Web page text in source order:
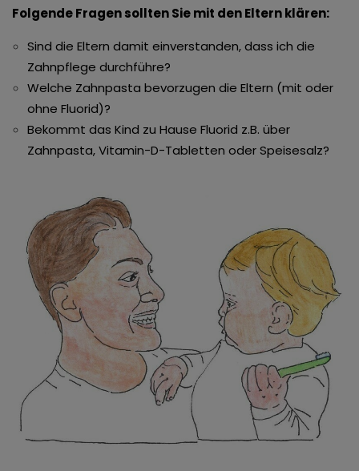
Folgende Fragen sollten Sie mit den Eltern klären:
Sind die Eltern damit einverstanden, dass ich die
Zahnpflege durchführe?
Welche Zahnpasta bevorzugen die Eltern (mit oder
ohne Fluorid)?
Bekommt das Kind zu Hause Fluorid z.B. über
Zahnpasta, Vitamin-D-Tabletten oder Speisesalz?